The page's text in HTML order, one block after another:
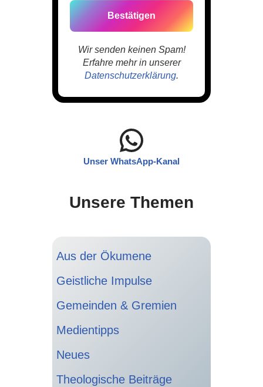
Wir senden keinen Spam!
Erfahre mehr in unserer
Datenschutzerklärung.
Unser WhatsApp-Kanal
Unsere Themen
Aus der Ökumene
Geistliche Impulse
Gemeinden & Gremien
Medientipps
Neues
Theologische Beiträge